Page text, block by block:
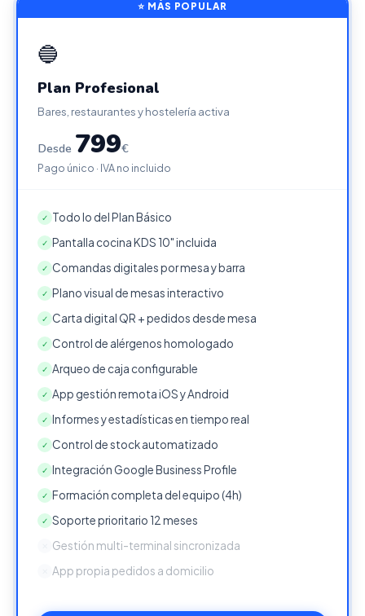
⭐ MÁS POPULAR
🔵
Plan Profesional
Bares, restaurantes y hostelería activa
Desde 799€
Pago único · IVA no incluido
✓ Todo lo del Plan Básico
✓ Pantalla cocina KDS 10" incluida
✓ Comandas digitales por mesa y barra
✓ Plano visual de mesas interactivo
✓ Carta digital QR + pedidos desde mesa
✓ Control de alérgenos homologado
✓ Arqueo de caja configurable
✓ App gestión remota iOS y Android
✓ Informes y estadísticas en tiempo real
✓ Control de stock automatizado
✓ Integración Google Business Profile
✓ Formación completa del equipo (4h)
✓ Soporte prioritario 12 meses
Gestión multi-terminal sincronizada
App propia pedidos a domicilio